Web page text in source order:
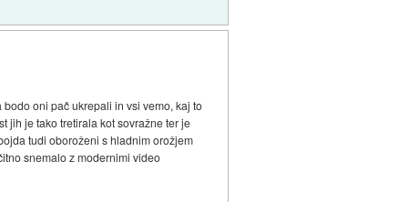
oni pač ukrepali in vsi vemo, kaj to
jih je tako tretirala kot sovražne ter je
tudi oboroženi s hladnim orožjem
snemalo z modernimi video